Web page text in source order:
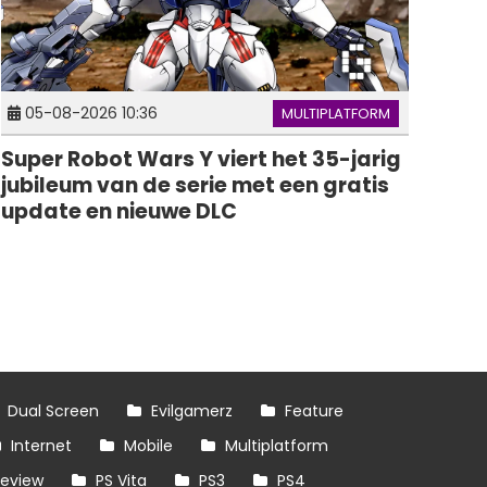
05-08-2026 10:36 MULTIPLATFORM
Super Robot Wars Y viert het 35-jarig
jubileum van de serie met een gratis
update en nieuwe DLC
Dual Screen Evilgamerz
Feature
Internet
Mobile
Multiplatform
PS Vita PS3 PS4